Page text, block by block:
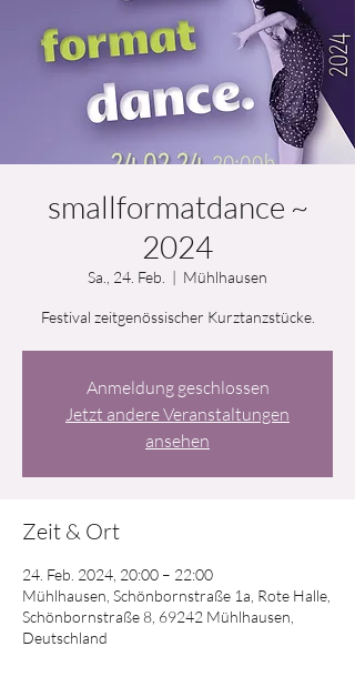
smallformatdance ~
2024
Sa., 24. Feb.
  |
Mühlhausen
Festival zeitgenössischer Kurztanzstücke.
Anmeldung geschlossen
Jetzt andere Veranstaltungen
ansehen
Zeit & Ort
24. Feb. 2024, 20:00 – 22:00
Mühlhausen, Schönbornstraße 1a, Rote Halle,
Schönbornstraße 8, 69242 Mühlhausen,
Deutschland